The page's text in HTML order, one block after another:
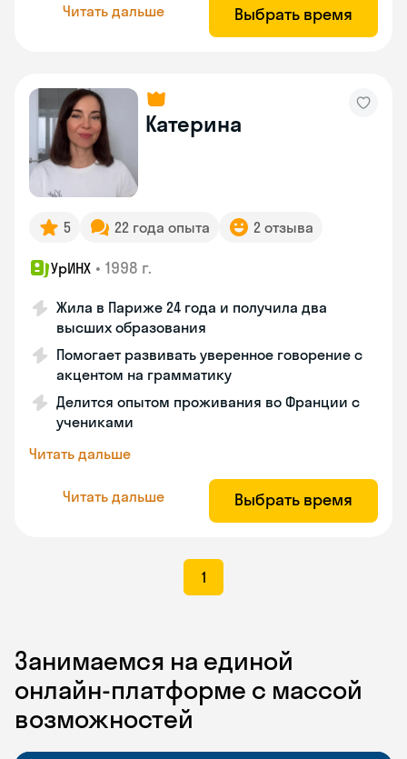
Читать дальше Выбрать время
Катерина
5 22 года опыта 2 отзыва
УрИНХ • 1998 г.
Жила в Париже 24 года и получила два
высших образования
Помогает развивать уверенное говорение с
акцентом на грамматику
Делится опытом проживания во Франции с
учениками
Читать дальше
Читать дальше Выбрать время
1
Занимаемся на единой
онлайн-платформе с массой
возможностей